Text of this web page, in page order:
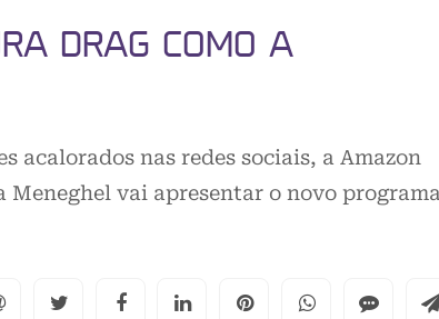
DRAG COMO A
acalorados nas redes sociais, a Amazon
vai apresentar o novo